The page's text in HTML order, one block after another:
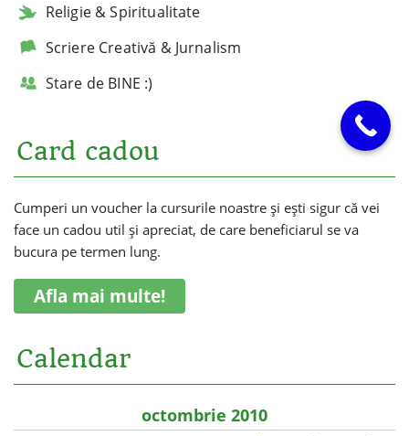
Religie & Spiritualitate
Scriere Creativă & Jurnalism
Stare de BINE :)
Card cadou
Cumperi un voucher la cursurile noastre și ești sigur că vei
face un cadou util și apreciat, de care beneficiarul se va
bucura pe termen lung.
Afla mai multe!
Calendar
octombrie 2010